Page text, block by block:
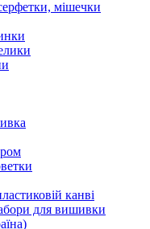
мішечки
канві
для вишивки